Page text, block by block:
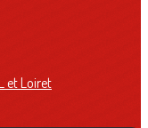
et Loiret